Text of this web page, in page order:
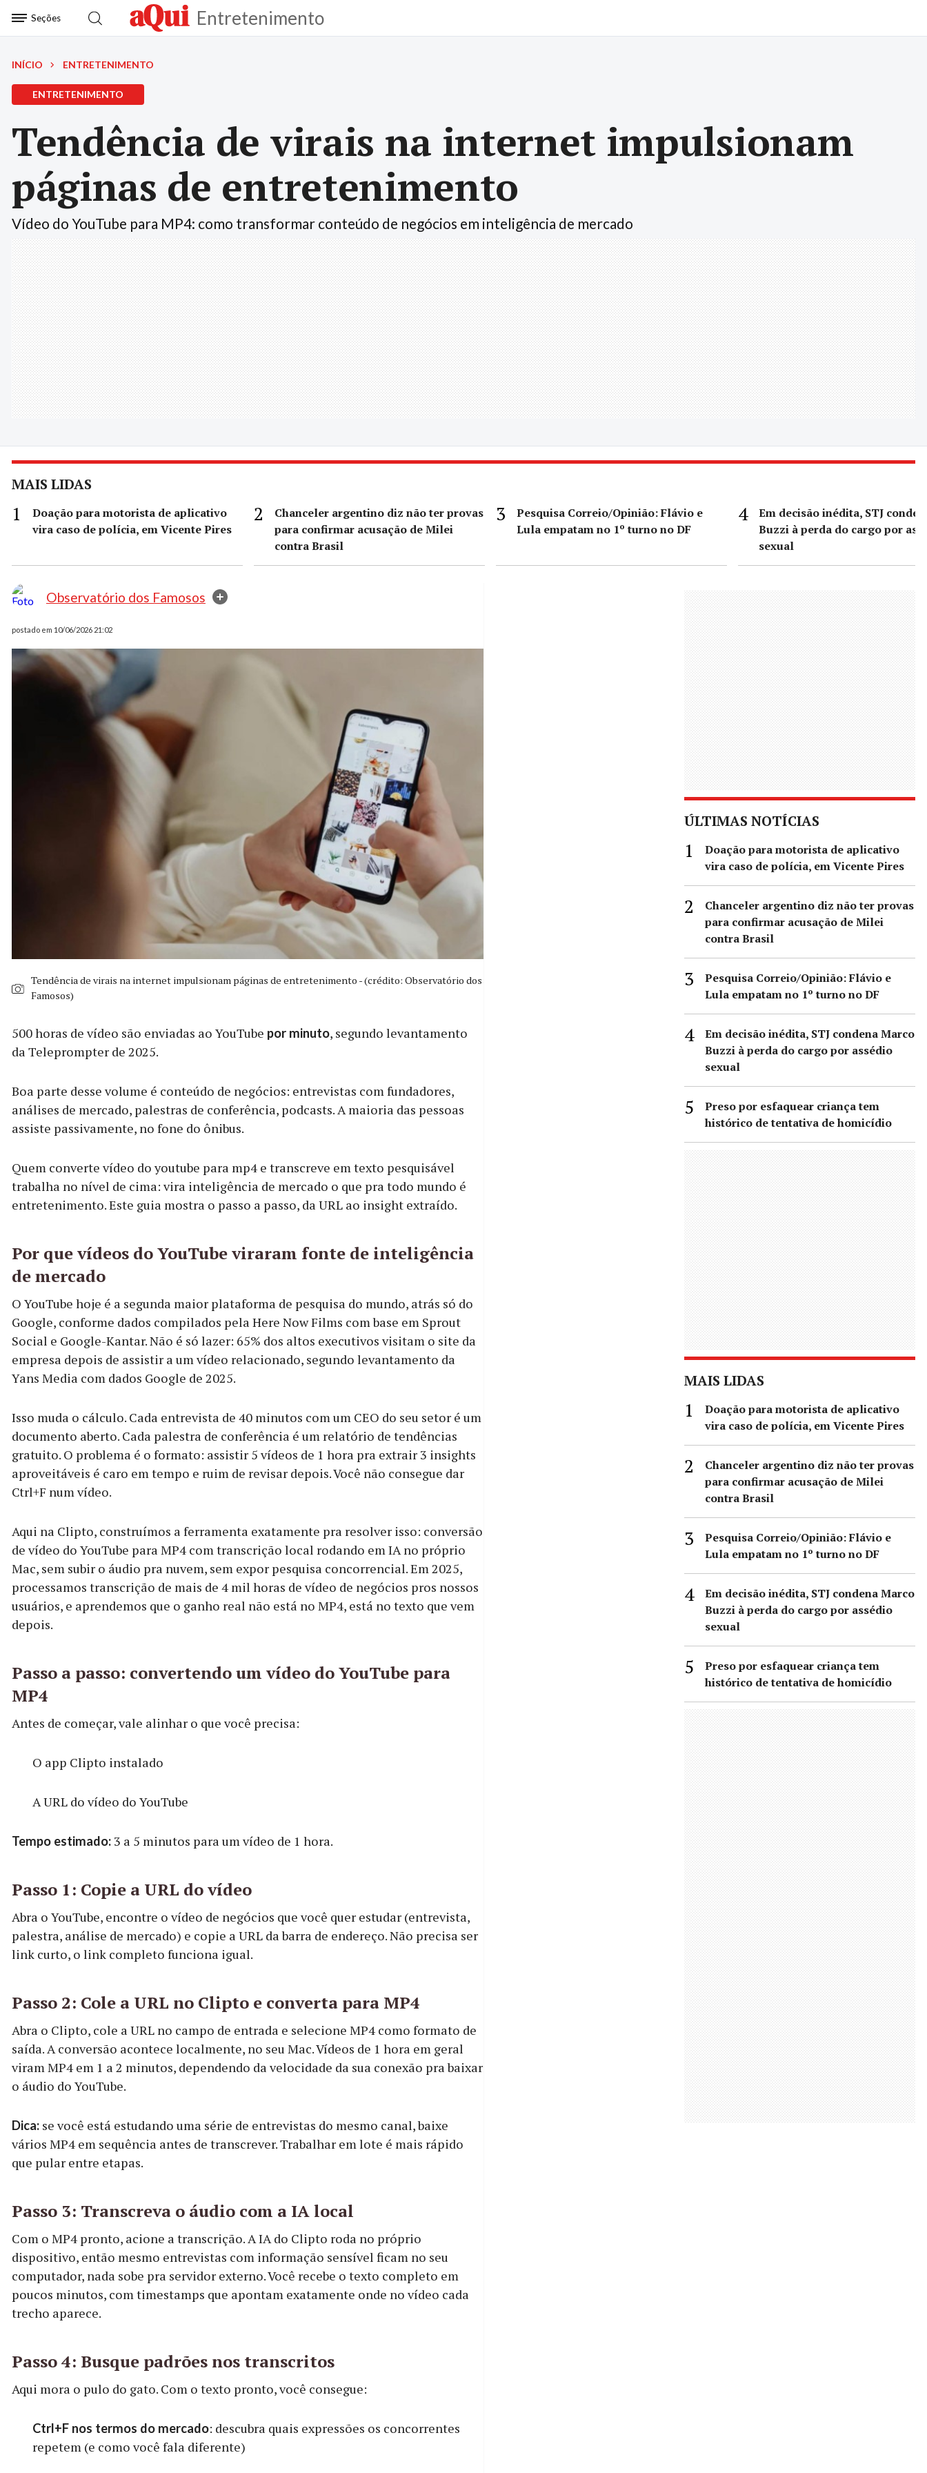
Seções Entretenimento
INÍCIO ENTRETENIMENTO
ENTRETENIMENTO
Tendência de virais na internet impulsionam
páginas de entretenimento
Vídeo do YouTube para MP4: como transformar conteúdo de negócios em inteligência de mercado
MAIS LIDAS
Doação para motorista de aplicativo
vira caso de polícia, em Vicente Pires
Chanceler argentino diz não ter provas
para confirmar acusação de Milei
contra Brasil
Pesquisa Correio/Opinião: Flávio e
Lula empatam no 1º turno no DF
Em decisão inédita, STJ
Buzzi à perda do cargo por
sexual
Observatório dos Famosos
postado em 10/06/2026 21:02
Tendência de virais na internet impulsionam páginas de entretenimento - (crédito: Observatório dos
Famosos)
500 horas de vídeo são enviadas ao YouTube por minuto, segundo levantamento
da Teleprompter de 2025.
Boa parte desse volume é conteúdo de negócios: entrevistas com fundadores,
análises de mercado, palestras de conferência, podcasts. A maioria das pessoas
assiste passivamente, no fone do ônibus.
Quem converte vídeo do youtube para mp4 e transcreve em texto pesquisável
trabalha no nível de cima: vira inteligência de mercado o que pra todo mundo é
entretenimento. Este guia mostra o passo a passo, da URL ao insight extraído.
Por que vídeos do YouTube viraram fonte de inteligência
de mercado
O YouTube hoje é a segunda maior plataforma de pesquisa do mundo, atrás só do
Google, conforme dados compilados pela Here Now Films com base em Sprout
Social e Google-Kantar. Não é só lazer: 65% dos altos executivos visitam o site da
empresa depois de assistir a um vídeo relacionado, segundo levantamento da
Yans Media com dados Google de 2025.
Isso muda o cálculo. Cada entrevista de 40 minutos com um CEO do seu setor é um
documento aberto. Cada palestra de conferência é um relatório de tendências
gratuito. O problema é o formato: assistir 5 vídeos de 1 hora pra extrair 3 insights
aproveitáveis é caro em tempo e ruim de revisar depois. Você não consegue dar
Ctrl+F num vídeo.
Aqui na Clipto, construímos a ferramenta exatamente pra resolver isso: conversão
de vídeo do YouTube para MP4 com transcrição local rodando em IA no próprio
Mac, sem subir o áudio pra nuvem, sem expor pesquisa concorrencial. Em 2025,
processamos transcrição de mais de 4 mil horas de vídeo de negócios pros nossos
usuários, e aprendemos que o ganho real não está no MP4, está no texto que vem
depois.
Passo a passo: convertendo um vídeo do YouTube para
MP4
Antes de começar, vale alinhar o que você precisa:
O app Clipto instalado
A URL do vídeo do YouTube
Tempo estimado: 3 a 5 minutos para um vídeo de 1 hora.
Passo 1: Copie a URL do vídeo
Abra o YouTube, encontre o vídeo de negócios que você quer estudar (entrevista,
palestra, análise de mercado) e copie a URL da barra de endereço. Não precisa ser
link curto, o link completo funciona igual.
Passo 2: Cole a URL no Clipto e converta para MP4
Abra o Clipto, cole a URL no campo de entrada e selecione MP4 como formato de
saída. A conversão acontece localmente, no seu Mac. Vídeos de 1 hora em geral
viram MP4 em 1 a 2 minutos, dependendo da velocidade da sua conexão pra baixar
o áudio do YouTube.
Dica: se você está estudando uma série de entrevistas do mesmo canal, baixe
vários MP4 em sequência antes de transcrever. Trabalhar em lote é mais rápido
que pular entre etapas.
Passo 3: Transcreva o áudio com a IA local
Com o MP4 pronto, acione a transcrição. A IA do Clipto roda no próprio
dispositivo, então mesmo entrevistas com informação sensível ficam no seu
computador, nada sobe pra servidor externo. Você recebe o texto completo em
poucos minutos, com timestamps que apontam exatamente onde no vídeo cada
trecho aparece.
Passo 4: Busque padrões nos transcritos
Aqui mora o pulo do gato. Com o texto pronto, você consegue:
Ctrl+F nos termos do mercado: descubra quais expressões os concorrentes
repetem (e como você fala diferente)
ÚLTIMAS NOTÍCIAS
Doação para motorista de aplicativo
vira caso de polícia, em Vicente Pires
Chanceler argentino diz não ter provas
para confirmar acusação de Milei
contra Brasil
Pesquisa Correio/Opinião: Flávio e
Lula empatam no 1º turno no DF
Em decisão inédita, STJ condena Marco
Buzzi à perda do cargo por assédio
sexual
Preso por esfaquear criança tem
histórico de tentativa de homicídio
MAIS LIDAS
Doação para motorista de aplicativo
vira caso de polícia, em Vicente Pires
Chanceler argentino diz não ter provas
para confirmar acusação de Milei
contra Brasil
Pesquisa Correio/Opinião: Flávio e
Lula empatam no 1º turno no DF
Em decisão inédita, STJ condena Marco
Buzzi à perda do cargo por assédio
sexual
Preso por esfaquear criança tem
histórico de tentativa de homicídio